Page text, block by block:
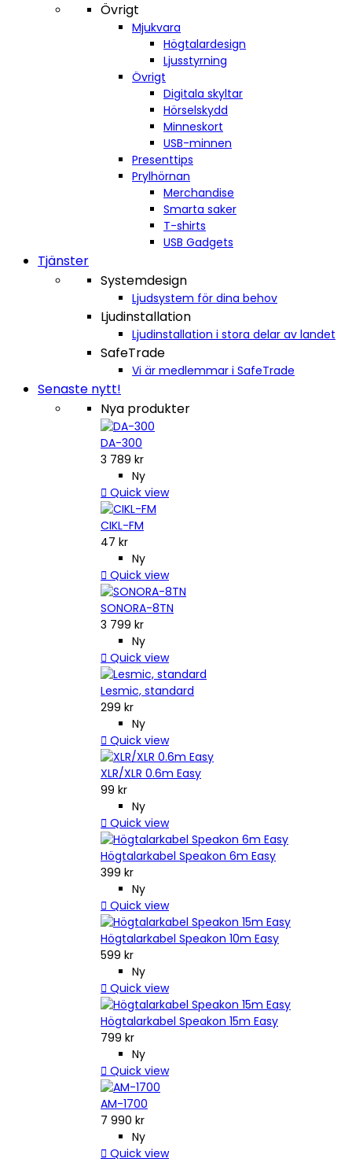
Övrigt
Mjukvara
Högtalardesign
Ljusstyrning
Övrigt
Digitala skyltar
Hörselskydd
Minneskort
USB-minnen
Presenttips
Prylhörnan
Merchandise
Smarta saker
T-shirts
USB Gadgets
Tjänster
Systemdesign
Ljudsystem för dina behov
Ljudinstallation
Ljudinstallation i stora delar av landet
SafeTrade
Vi är medlemmar i SafeTrade
Senaste nytt!
Nya produkter
DA-300
3 789 kr
Ny
 Quick view
CIKL-FM
47 kr
Ny
 Quick view
SONORA-8TN
3 799 kr
Ny
 Quick view
Lesmic, standard
299 kr
Ny
 Quick view
XLR/XLR 0.6m Easy
99 kr
Ny
 Quick view
Högtalarkabel Speakon 6m Easy
399 kr
Ny
 Quick view
Högtalarkabel Speakon 10m Easy
599 kr
Ny
 Quick view
Högtalarkabel Speakon 15m Easy
799 kr
Ny
 Quick view
AM-1700
7 990 kr
Ny
 Quick view